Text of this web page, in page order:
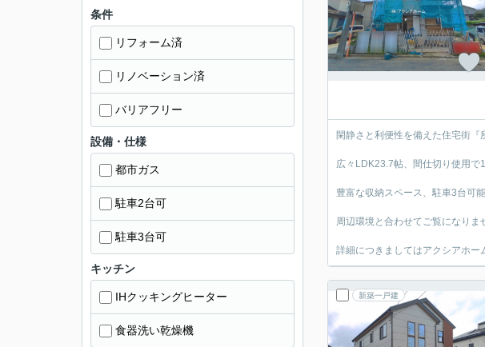
閑静さと利便性を備えた住宅街『
広々LDK23.7帖、間仕切り使用
豊富な収納スペース、駐車3台可
周辺環境と合わせてご覧になりま
詳細につきましてはアクシアホー
新築一戸建
条件
リフォーム済
リノベーション済
バリアフリー
設備・仕様
都市ガス
駐車2台可
駐車3台可
キッチン
IHクッキングヒーター
食器洗い乾燥機